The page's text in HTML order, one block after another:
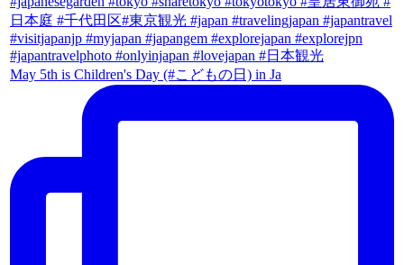
May 5th is Children's Day (#こどもの日) in Ja